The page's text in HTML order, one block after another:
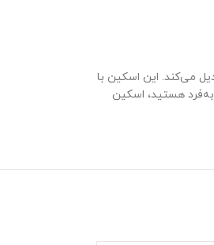
می‌کند. این اسکین با
هستید، اسکین